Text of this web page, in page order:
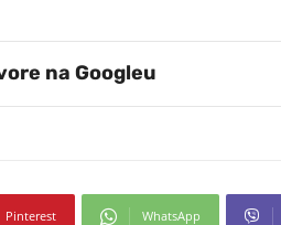
na Googleu
Pinterest WhatsApp